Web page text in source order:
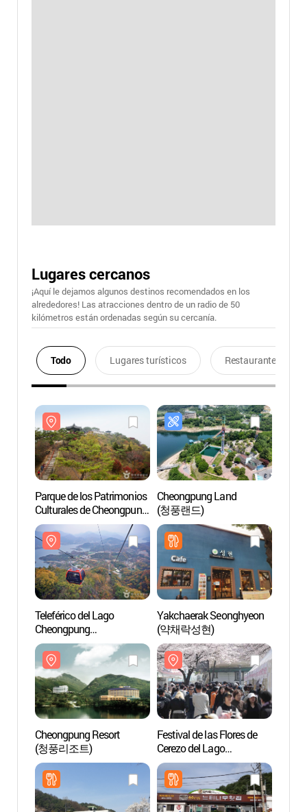
Lugares cercanos
¡Aquí le dejamos algunos destinos recomendados en los
alrededores! Las atracciones dentro de un radio de 50
kilómetros están ordenadas según su cercanía.
Todo Lugares turísticos Restaurantes
Parque de los Patrimonios
Culturales de Cheongpung
(청풍문화재단지)
Cheongpung Land
(청풍랜드)
Teleférico del Lago
Cheongpung
(청풍호반케이블카)
Yakchaerak Seonghyeon
(약채락성현)
Cheongpung Resort
(청풍리조트)
Festival de las Flores de
Cerezo del Lago
Cheongpung en Jecheon
(제천 청풍호 벚꽃축제)